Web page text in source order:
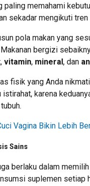
paling memahami
sekadar mengikuti
pola makan yang
bergizi
, vitamin, mineral, dan
fisik yang Anda
karena
Vagina Bikin Lebih
Sains
berlaku dalam memilih
suplemen setiap